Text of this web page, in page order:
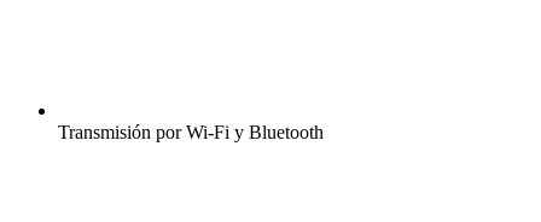
Transmisión por Wi-Fi y Bluetooth